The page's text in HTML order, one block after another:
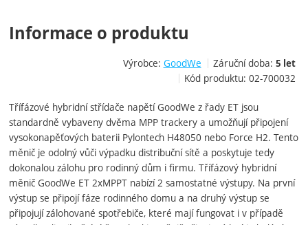
Informace o produktu
Výrobce: GoodWe Záruční doba: 5 let
Kód produktu: 02-700032
Třífázové hybridní střídače napětí GoodWe z řady ET jsou
standardně vybaveny dvěma MPP trackery a umožňují připojení
vysokonapěťových baterii Pylontech H48050 nebo Force H2. Tento
měnič je odolný vůči výpadku distribuční sítě a poskytuje tedy
dokonalou zálohu pro rodinný dům i firmu. Třífázový hybridní
měnič GoodWe ET 2xMPPT nabízí 2 samostatné výstupy. Na první
výstup se připojí fáze rodinného domu a na druhý výstup se
připojují zálohované spotřebiče, které mají fungovat i v případě